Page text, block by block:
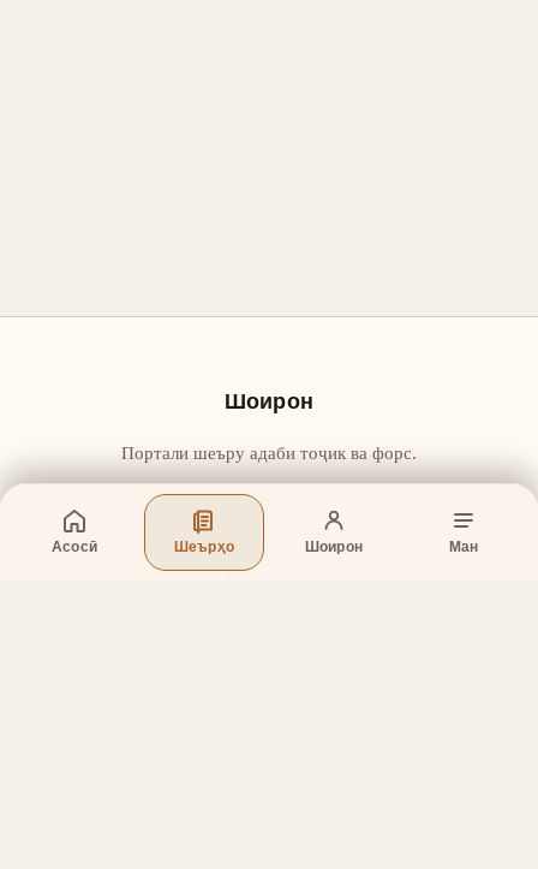
Асосӣ Шеърҳо Шоирон Ман
Шоирон
Портали шеъру адаби тоҷик ва форс.